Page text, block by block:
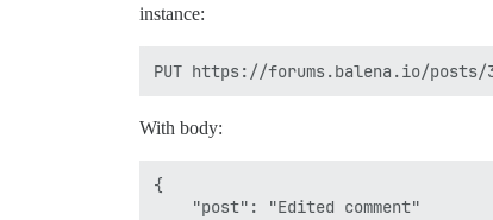
instance:
With body:
{
    "post": "Edited comment"